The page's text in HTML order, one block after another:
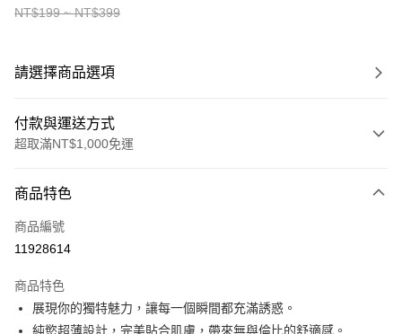
NT$199 ~ NT$399
請選擇商品選項
付款與運送方式
超取滿NT$1,000免運
信用卡一次付款
超商取貨付款
Apple Pay
商品特色
商品編號
11928614
商品特色
展現你的獨特魅力，讓每一個瞬間都充滿誘惑。
純慾超薄設計，完美貼合肌膚，帶來無與倫比的舒適感。